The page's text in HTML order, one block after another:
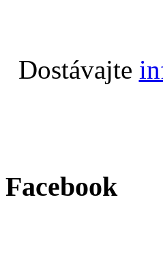
Dostávajte
Facebook